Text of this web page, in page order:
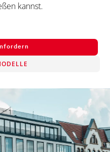
kannst.